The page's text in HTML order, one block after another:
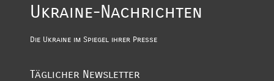
Ukraine-Nachrichten
Die Ukraine im Spiegel ihrer Presse
Täglicher Newsletter